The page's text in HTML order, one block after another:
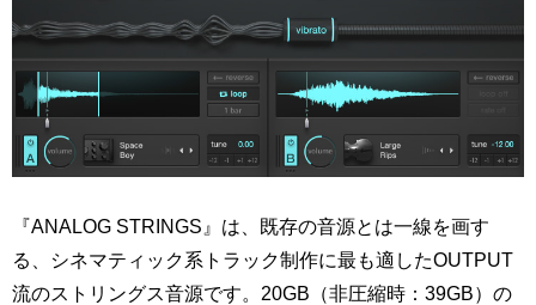
『ANALOG STRINGS』は、既存の音源とは一線を画す
る、シネマティック系トラック制作に最も適したOUTPUT
流のストリングス音源です。20GB（非圧縮時：39GB）の